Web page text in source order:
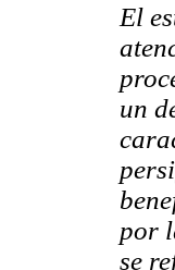
El
un
por
se